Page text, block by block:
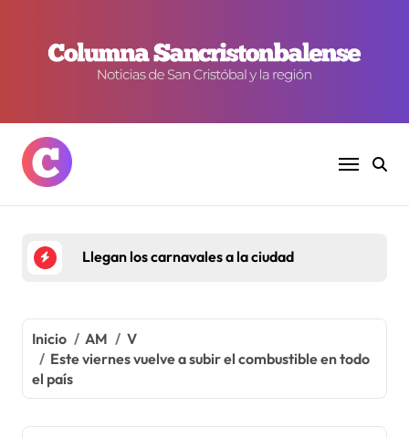
contenido
Llegan los carnavales a la ciudad
Inicio AM
V
Este viernes vuelve a subir el combustible en todo
el país